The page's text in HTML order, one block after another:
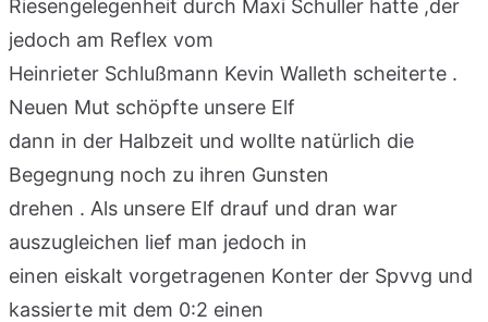
Riesengelegenheit durch Maxi Schuller hatte ,der
jedoch am Reflex vom
Heinrieter Schlußmann Kevin Walleth scheiterte .
Neuen Mut schöpfte unsere Elf
dann in der Halbzeit und wollte natürlich die
Begegnung noch zu ihren Gunsten
drehen . Als unsere Elf drauf und dran war
auszugleichen lief man jedoch in
einen eiskalt vorgetragenen Konter der Spvvg und
kassierte mit dem 0:2 einen